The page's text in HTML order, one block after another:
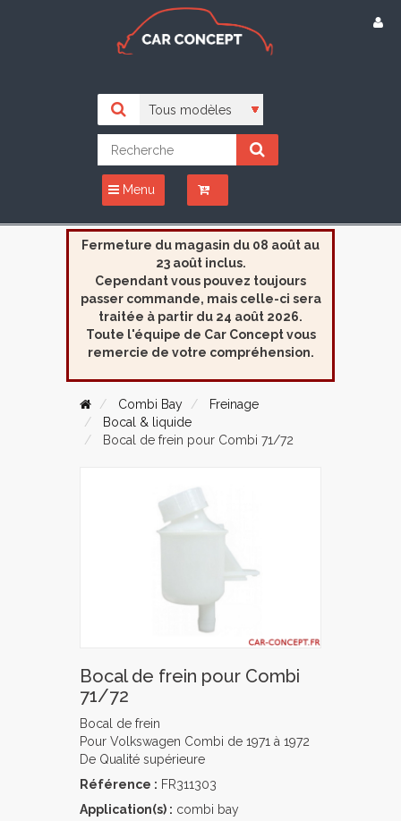
Menu
Fermeture du magasin du 08 août au
23 août inclus.
Cependant vous pouvez toujours
passer commande, mais celle-ci sera
traitée à partir du 24 août 2026.
Toute l'équipe de Car Concept vous
remercie de votre compréhension.
Combi Bay
Freinage
Bocal & liquide
Bocal de frein pour Combi 71/72
Bocal de frein pour Combi
71/72
Bocal de frein
Pour Volkswagen Combi de 1971 à 1972
De Qualité supérieure
Référence : FR311303
Application(s) : combi bay